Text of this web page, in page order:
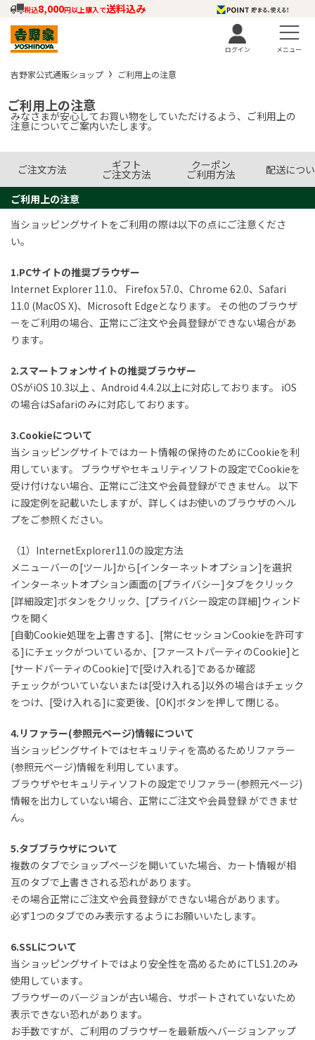
税込8,000円以上購入で送料込み
ログイン メニュー
吉野家公式通販ショップ ご利用上の注意
ご利用上の注意
みなさまが安心してお買い物をしていただけるよう、ご利用上の
注意についてご案内いたします。
ご注文方法 ギフト
ご注文方法
クーポン
ご利用方法 配送につ
ご利用上の注意
当ショッピングサイトをご利用の際は以下の点にご注意くださ
い。
1.PCサイトの推奨ブラウザー
Internet Explorer 11.0、 Firefox 57.0、Chrome 62.0、Safari
11.0 (MacOS X)、Microsoft Edgeとなります。 その他のブラウザ
ーをご利用の場合、正常にご注文や会員登録ができない場合があ
ります。
2.スマートフォンサイトの推奨ブラウザー
OSがiOS 10.3以上 、Android 4.4.2以上に対応しております。 iOS
の場合はSafariのみに対応しております。
3.Cookieについて
当ショッピングサイトではカート情報の保持のためにCookieを利
用しています。 ブラウザやセキュリティソフトの設定でCookieを
受け付けない場合、正常にご注文や会員登録ができません。 以下
に設定例を記載いたしますが、詳しくはお使いのブラウザのヘル
プをご参照ください。
（1）InternetExplorer11.0の設定方法
メニューバーの[ツール]から[インターネットオプション]を選択
インターネットオプション画面の[プライバシー]タブをクリック
[詳細設定]ボタンをクリック、[プライバシー設定の詳細]ウィンド
ウを開く
[自動Cookie処理を上書きする]、[常にセッションCookieを許可す
る]にチェックがついているか、[ファーストパーティのCookie]と
[サードパーティのCookie]で[受け入れる]であるか確認
チェックがついていないまたは[受け入れる]以外の場合はチェック
をつけ、[受け入れる]に変更後、[OK]ボタンを押して閉じる。
4.リファラー(参照元ページ)情報について
当ショッピングサイトではセキュリティを高めるためリファラー
(参照元ページ)情報を利用しています。
ブラウザやセキュリティソフトの設定でリファラー(参照元ページ)
情報を出力していない場合、正常にご注文や会員登録 ができませ
ん。
5.タブブラウザについて
複数のタブでショップページを開いていた場合、カート情報が相
互のタブで上書きされる恐れがあります。
その場合正常にご注文や会員登録ができない場合があります。
必ず1つのタブでのみ表示するようにお願いいたします。
6.SSLについて
当ショッピングサイトではより安全性を高めるためにTLS1.2のみ
使用しています。
ブラウザーのバージョンが古い場合、サポートされていないため
表示できない恐れがあります。
お手数ですが、ご利用のブラウザーを最新版へバージョンアップ